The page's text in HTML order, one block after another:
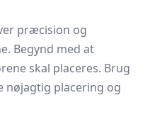
præcision og
Begynd med at
skal placeres. Brug
nøjagtig placering og